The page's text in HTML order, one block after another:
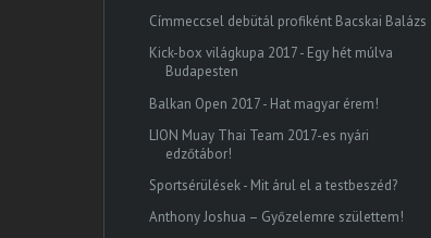
Címmeccsel debütál profiként Bacskai Balázs
Kick-box világkupa 2017 - Egy hét múlva
Budapesten
Balkan Open 2017 - Hat magyar érem!
LION Muay Thai Team 2017-es nyári
edzőtábor!
Sportsérülések - Mit árul el a testbeszéd?
Anthony Joshua – Győzelemre születtem!